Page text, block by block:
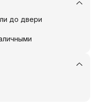
до двери